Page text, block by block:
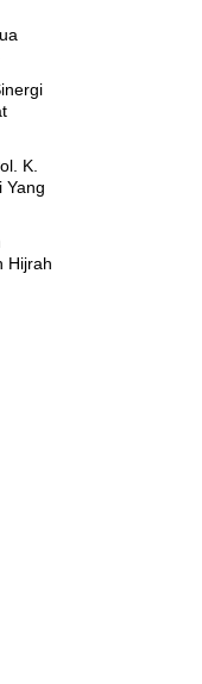
K.
Yang
Hijrah